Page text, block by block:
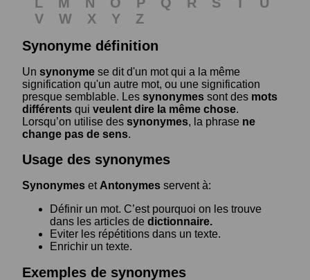
V
W X Y
Z
Synonyme définition
Un synonyme se dit d'un mot qui a la même
signification qu'un autre mot, ou une signification
presque semblable. Les synonymes sont des mots
différents qui veulent dire la même chose.
Lorsqu’on utilise des synonymes, la phrase ne
change pas de sens.
Usage des synonymes
Synonymes et Antonymes servent à:
Définir un mot. C’est pourquoi on les trouve
dans les articles de dictionnaire.
Eviter les répétitions dans un texte.
Enrichir un texte.
Exemples de synonymes